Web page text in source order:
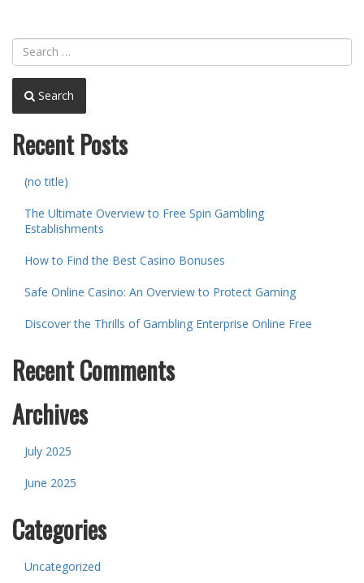
Search
Recent Posts
(no title)
The Ultimate Overview to Free Spin Gambling
Establishments
How to Find the Best Casino Bonuses
Safe Online Casino: An Overview to Protect Gaming
Discover the Thrills of Gambling Enterprise Online Free
Recent Comments
Archives
July 2025
June 2025
Categories
Uncategorized